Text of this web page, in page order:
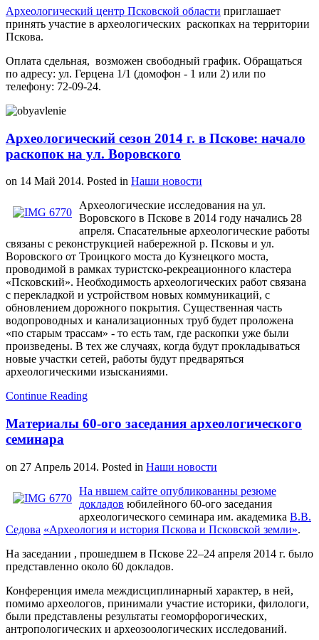
Археологический центр Псковской области приглашает
принять участие в археологических раскопках на территории
Пскова.
Оплата сдельная, возможен свободный график. Обращаться
по адресу: ул. Герцена 1/1 (домофон - 1 или 2) или по
телефону: 72-09-24.
Археологический сезон 2014 г. в Пскове: начало
раскопок на ул. Воровского
on 14 Май 2014. Posted in Наши новости
Археологические исследования на ул.
Воровского в Пскове в 2014 году начались 28
апреля. Спасательные археологические работы
связаны с реконструкцией набережной р. Псковы и ул.
Воровского от Троицкого моста до Кузнецкого моста,
проводимой в рамках туристско-рекреационного кластера
«Псковский». Необходимость археологических работ связана
с перекладкой и устройством новых коммуникаций, с
обновлением дорожного покрытия. Существенная часть
водопроводных и канализационных труб будет проложена
«по старым трассам» - то есть там, где раскопки уже были
произведены. В тех же случаях, когда будут прокладываться
новые участки сетей, работы будут предваряться
археологическими изысканиями.
Continue Reading
Материалы 60-ого заседания археологического
семинара
on 27 Апрель 2014. Posted in Наши новости
На нвшем сайте опубликованны резюме
докладов юбилейного 60-ого заседания
археологического семинара им. академика В.В.
Седова «Археология и история Пскова и Псковской земли».
На заседании , прошедшем в Пскове 22–24 апреля 2014 г. было
представленно около 60 докладов.
Конференция имела междисциплинарный характер, в ней,
помимо археологов, принимали участие историки, филологи,
были представлены результаты геоморфорогических,
антропологических и археозоологических исследований.